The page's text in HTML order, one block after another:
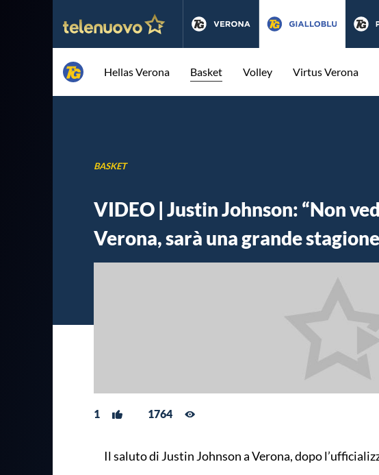
Hellas Verona Basket Volley Virtus Verona
BASKET
VIDEO | Justin Johnson: “Non
Verona, sarà una grande
1 1764
Il saluto di Justin Johnson a Verona, dopo